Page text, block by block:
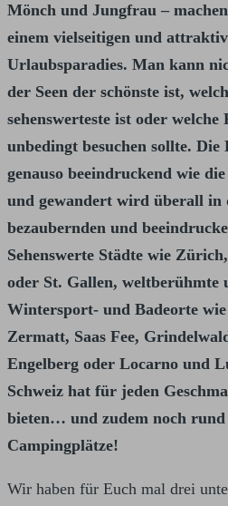
Mönch und Jungfrau –
einem vielseitigen und
Urlaubsparadies. Man kann
der Seen der schönste ist,
sehenswerteste ist oder welche
unbedingt besuchen sollte. Die
genauso beeindruckend wie
und gewandert wird überall in
bezaubernden und
Sehenswerte Städte wie
oder St. Gallen, weltberühmte
Wintersport- und Badeorte
Zermatt, Saas Fee,
Engelberg oder Locarno und
Schweiz hat für jeden
bieten… und zudem noch rund
Campingplätze!
Wir haben für Euch mal drei